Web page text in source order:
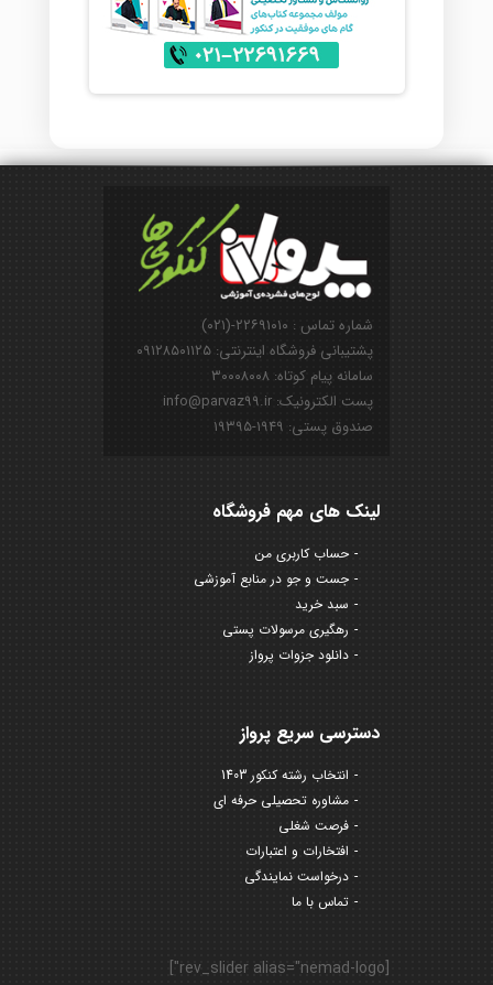
شماره تماس : ۲۲۶۹۱۰۱۰-(۰۲۱)
پشتیبانی فروشگاه اینترنتی: ۰۹۱۲۸۵۰۱۱۲۵
سامانه پیام کوتاه: ۳۰۰۰۸۰۰۸
پست الکترونیک: info@parvaz99.ir
صندوق پستی: ۱۹۴۹-۱۹۳۹۵
لینک های مهم فروشگاه
حساب کاربری من
جست و جو در منابع آموزشی
سبد خرید
رهگیری مرسولات پستی
دانلود جزوات پرواز
دسترسی سریع پرواز
انتخاب رشته کنکور 1403
مشاوره تحصیلی حرفه ای
فرصت شغلی
افتخارات و اعتبارات
درخواست نمایندگی
تماس با ما
[rev_slider alias="nemad-logo"]